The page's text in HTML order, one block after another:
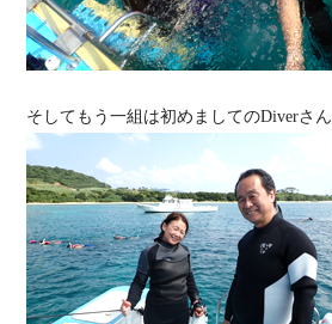
そしてもう一組は初めましてのDiverさん